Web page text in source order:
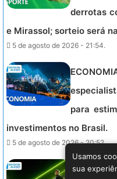
derrotas
e Mirassol; sorteio será
5 de agosto de 2026 - 21:54.
para
investimentos no Brasil.
5 de agosto de 2026 - 20:52.
Usamos
sua